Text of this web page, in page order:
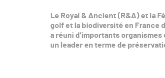
Le Royal & Ancient (R&A) et la
golf et la biodiversité en France
a réuni d’importants
un leader en terme de